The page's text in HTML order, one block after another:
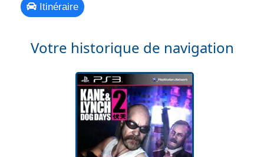
Itinéraire
Votre historique de navigation